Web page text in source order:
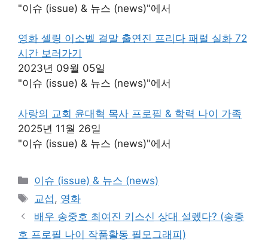
"이슈 (issue) & 뉴스 (news)"에서
영화 셀링 이소벨 결말 출연진 프리다 패럴 실화 72
시간 보러가기
2023년 09월 05일
"이슈 (issue) & 뉴스 (news)"에서
사랑의 교회 윤대혁 목사 프로필 & 학력 나이 가족
2025년 11월 26일
"이슈 (issue) & 뉴스 (news)"에서
카
테
리
이슈 (issue) & 뉴스 (news)
태
그
교섭 , 영화
배우 송중호 최여진 키스신 상대 설렜다? (송종
호 프로필 나이 작품활동 필모그래피)